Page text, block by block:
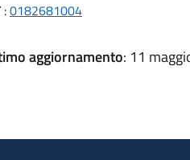
:0182681004
aggiornamento: 11